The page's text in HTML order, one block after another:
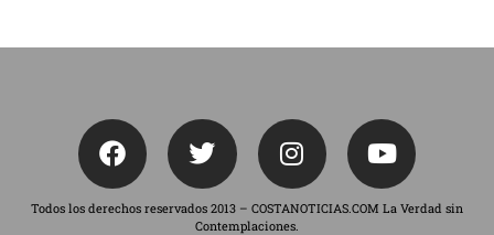
Todos los derechos reservados 2013 – COSTANOTICIAS.COM La Verdad sin
Contemplaciones.